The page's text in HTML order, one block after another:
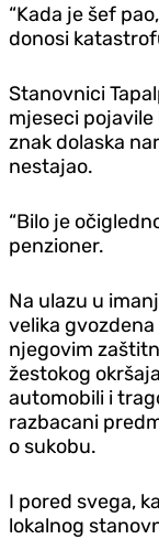
“Kada je šef
donosi
Stanovnici
mjeseci
znak dolaska
nestajao.
“Bilo je
penzioner.
Na ulazu u
velika
njegovim
žestokog
automobili i
razbacani
o sukobu.
I pored svega,
lokalnog